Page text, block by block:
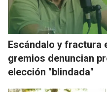
Escándalo y fractura
gremios denuncian
elección "blindada"